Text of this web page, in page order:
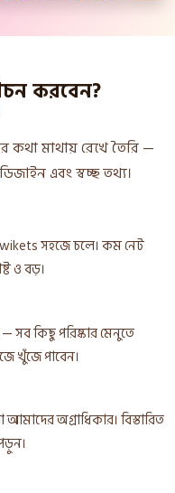
করবেন?
কথা মাথায় রেখে তৈরি —
এবং স্বচ্ছ তথ্য।
সহজে চলে। কম নেট
ও বড়।
সব কিছু পরিষ্কার মেনুতে
খুঁজে পাবেন।
অগ্রাধিকার। বিস্তারিত